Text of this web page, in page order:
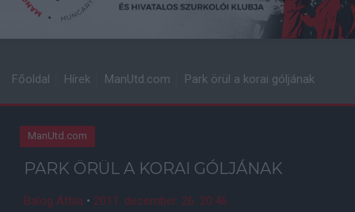
Főoldal Hírek ManUtd.com Park örül a korai góljának
ManUtd.com
PARK ÖRÜL A KORAI GÓLJÁNAK
Balog Attila • 2011. december. 26. 20:46